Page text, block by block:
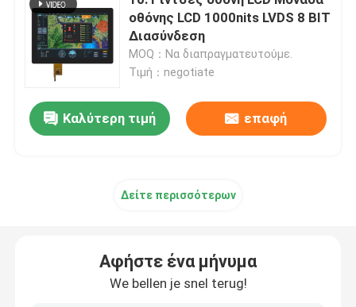
Στρογγυλό TFT LCD
Δελτίο οδήγησης HDMI
Χωρητική επιτροπή αφής
οθόνης LCD 1000nits LVDS 8 BIT
Διασύνδεση
MOQ：Να διαπραγματευτούμε.
Τιμή：negotiate
Καλύτερη τιμή επαφή
Δείτε περισσότερων
Αφήστε ένα μήνυμα
We bellen je snel terug!